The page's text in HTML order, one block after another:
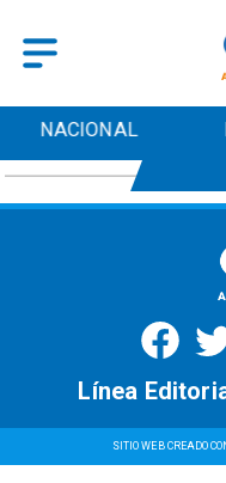
NACIONAL
SITIO WEB CREADO
Línea